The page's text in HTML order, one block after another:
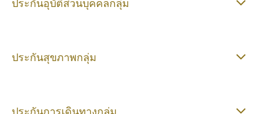
ประกันอุบัติส่วนบุคคลกลุ่ม
ประกันสุขภาพกลุ่ม
ประกันการเดินทางกลุ่ม